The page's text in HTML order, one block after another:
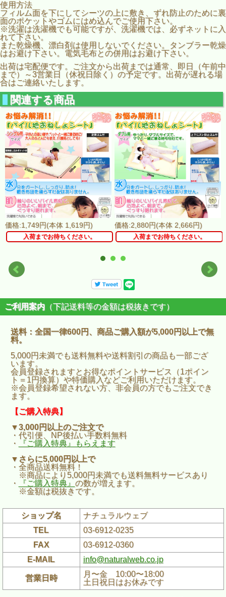
使用方法
フィルム面を下にしてシーツの上に敷き、ずれ防止のために裏
面のポケットやゴムにはめ込んでご使用下さい。
※洗濯は洗濯機でも可能ですが、洗濯機では、必ずネットに入
れて下さい。
また乾燥機、漂白剤は使用しないでください。タンブラー乾燥
はお避け下さい。電気毛布との併用はお避け下さい。
出荷は宅配便です。ご注文から出荷までは通常、即日（午前中
まで）～3営業日（休祝日除く）の予定です。出荷が遅れる場
合はご連絡いたします。
関連する商品
価格:1,749円(本体 1,619円)
入荷までお待ちください。
価格:2,880円(本体 2,666円)
入荷までお待ちください。
ご利用案内 （下記送料等の金額は税抜きです）
送料：全国一律600円、商品ご購入額が5,000円以上で無
料。
5,000円未満でも送料無料や送料割引の商品も一部ござ
います。
会員登録されますとお得なポイントサービス（1ポイン
ト＝1円換算）や特価購入などご利用いただけます。
※会員登録希望されない方、非会員の方でもご注文でき
ます。
【ご購入特典】
▼3,000円以上のご注文で
・代引便、NP後払い手数料無料
・
『ご購入特典』もらえます
▼さらに5,000円以上で
・全商品送料無料！
※商品により5,000円未満でも送料無料サービスあり
・
『ご購入特典』 の数が増えます。
※金額は税抜きです。
ショップ名
ナチュラルウェブ
TEL
03-6912-0235
FAX
03-6912-0360
E-MAIL
info@naturalweb.co.jp
営業日時
月〜金 10:00〜18:00
土日祝日はお休みです